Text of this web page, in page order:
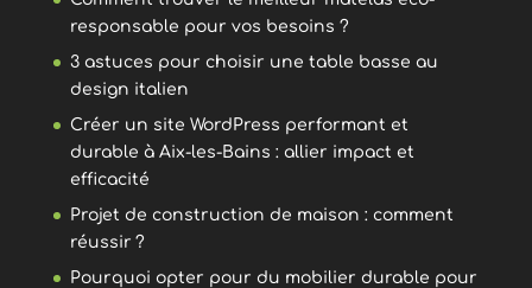
responsable pour vos besoins ?
3 astuces pour choisir une table basse au
design italien
Créer un site WordPress performant et
durable à Aix-les-Bains : allier impact et
efficacité
Projet de construction de maison : comment
réussir ?
Pourquoi opter pour du mobilier durable pour